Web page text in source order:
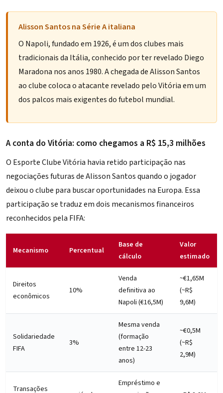
Alisson Santos na Série A italiana
O Napoli, fundado em 1926, é um dos clubes mais
tradicionais da Itália, conhecido por ter revelado Diego
Maradona nos anos 1980. A chegada de Alisson Santos
ao clube coloca o atacante revelado pelo Vitória em um
dos palcos mais exigentes do futebol mundial.
A conta do Vitória: como chegamos a R$ 15,3 milhões
O Esporte Clube Vitória havia retido participação nas
negociações futuras de Alisson Santos quando o jogador
deixou o clube para buscar oportunidades na Europa. Essa
participação se traduz em dois mecanismos financeiros
reconhecidos pela FIFA:
Mecanismo Percentual
Base de
cálculo
Valor
estimado
Direitos
econômicos
10%
Venda
definitiva ao
Napoli (€16,5M)
~€1,65M
(~R$
9,6M)
Solidariedade
FIFA
3%
Mesma venda
(formação
entre 12-23
anos)
~€0,5M
(~R$
2,9M)
Transações
Empréstimo e